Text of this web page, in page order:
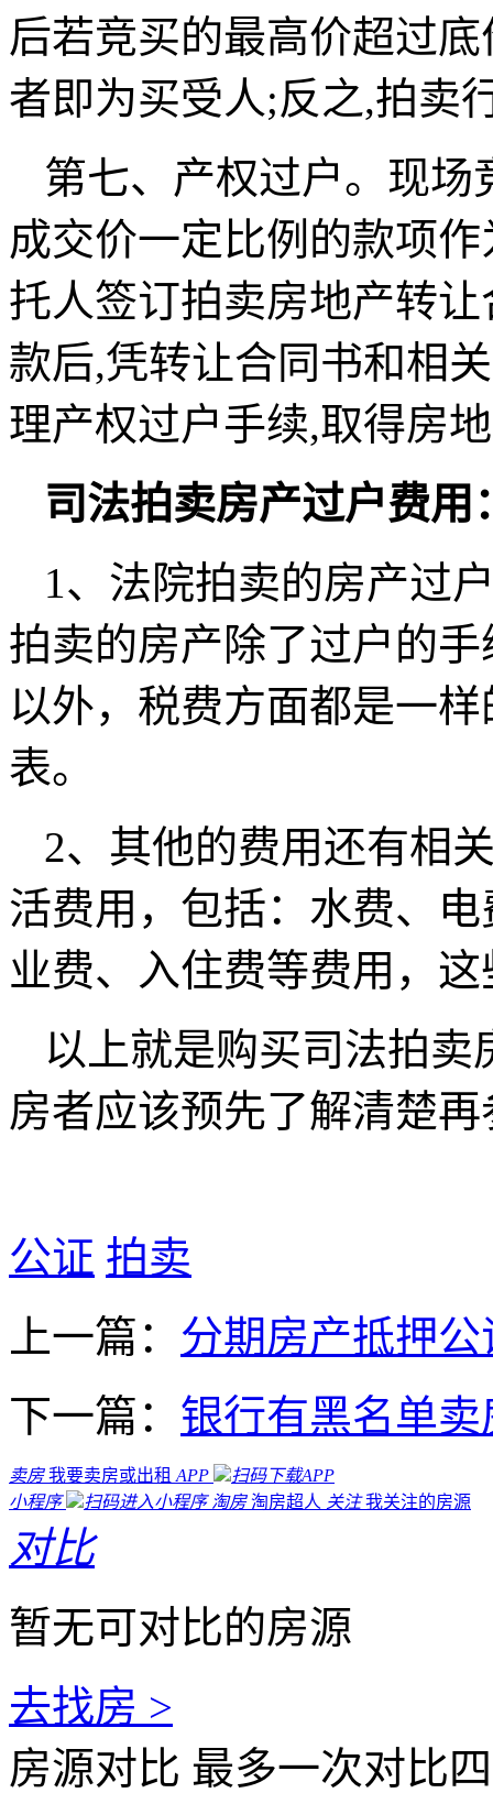
后若竞买的最高价超过
者即为买受人;反之,拍卖
第七、产权过户。现
成交价一定比例的款项
托人签订拍卖房地产转
款后,凭转让合同书和相
理产权过户手续,取得房
司法拍卖房产过户费用
1、法院拍卖的房产过
拍卖的房产除了过户的
以外，税费方面都是一
表。
2、其他的费用还有相
活费用，包括：水费、
业费、入住费等费用，
以上就是购买司法拍
房者应该预先了解清楚
公证 拍卖
上一篇： 分期房产抵押
下一篇： 银行有黑名单
卖房 我要卖房或出租 APP
扫码下载APP
小程序
扫码进入小程序 淘房 淘房超人 关注 我关注的房源
对比
暂无可对比的房源
去找房 >
房源对比 最多一次对比